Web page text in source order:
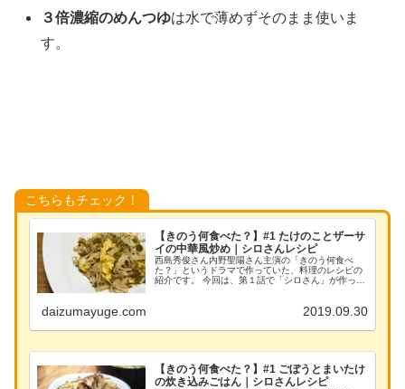
３倍濃縮のめんつゆは水で薄めずそのまま使いま
す。
こちらもチェック！
【きのう何食べた？】#1 たけのことザーサ
イの中華風炒め｜シロさんレシピ
西島秀俊さん内野聖陽さん主演の「きのう何食べ
た？」というドラマで作っていた、料理のレシピの
紹介です。 今回は、第１話で「シロさん」が作って
daizumayuge.com 2019.09.30
【きのう何食べた？】#1 ごぼうとまいたけ
の炊き込みごはん｜シロさんレシピ